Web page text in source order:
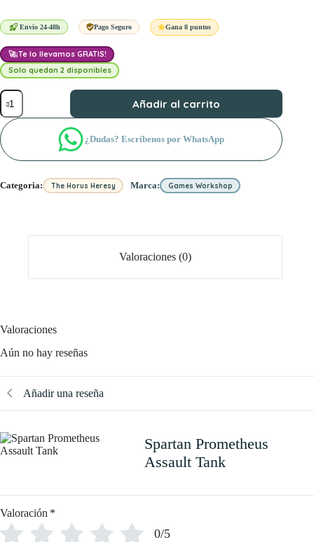
era:
es:
Envío 24-48h Pago Seguro Gana 8 puntos
🚀¡Te lo llevamos GRATIS!
Solo quedan 2 disponibles
Spartan
Prometheus
Assault
Tank
cantidad
Añadir al carrito
¿Dudas? Escríbenos por WhatsApp
Categoria: The Horus Heresy Marca: Games Workshop
Valoraciones (0)
Valoraciones
Aún no hay reseñas
Añadir una reseña
Spartan Prometheus
Assault Tank
Valoración *
0/5